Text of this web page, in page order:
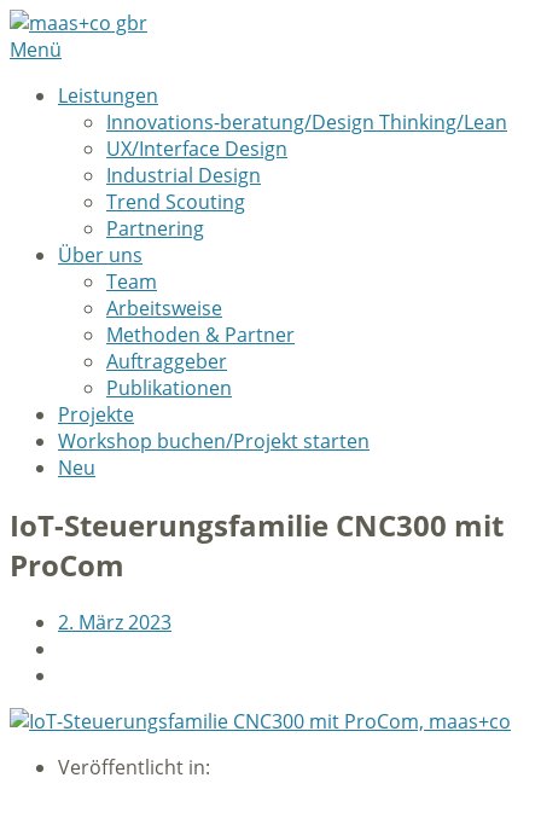
Menü
Leistungen
Innovations-beratung/Design Thinking/Lean
UX/Interface Design
Industrial Design
Trend Scouting
Partnering
Über uns
Team
Arbeitsweise
Methoden & Partner
Auftraggeber
Publikationen
Projekte
Workshop buchen/Projekt starten
Neu
IoT-Steuerungsfamilie CNC300 mit
ProCom
2. März 2023
Veröffentlicht in: